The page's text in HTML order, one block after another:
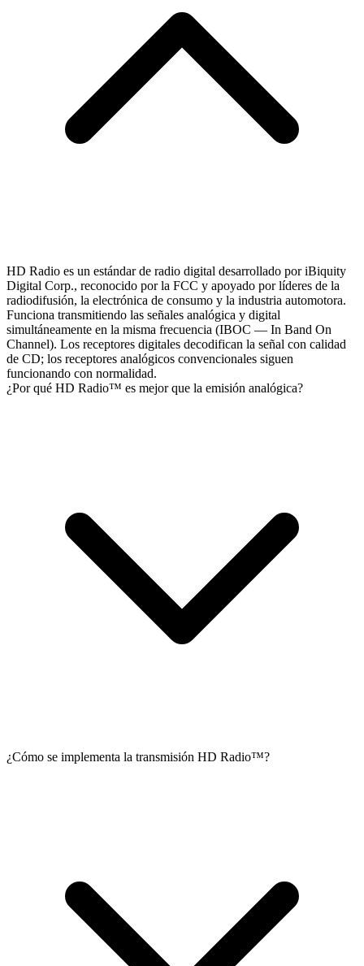
HD Radio es un estándar de radio digital desarrollado por iBiquity
Digital Corp., reconocido por la FCC y apoyado por líderes de la
radiodifusión, la electrónica de consumo y la industria automotora.
Funciona transmitiendo las señales analógica y digital
simultáneamente en la misma frecuencia (IBOC — In Band On
Channel). Los receptores digitales decodifican la señal con calidad
de CD; los receptores analógicos convencionales siguen
funcionando con normalidad.
¿Por qué HD Radio™ es mejor que la emisión analógica?
¿Cómo se implementa la transmisión HD Radio™?